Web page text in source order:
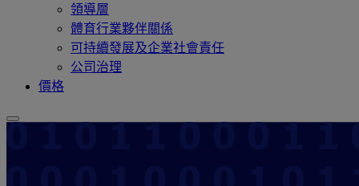
領導層
體育行業夥伴關係
可持續發展及企業社會責任
公司治理
價格